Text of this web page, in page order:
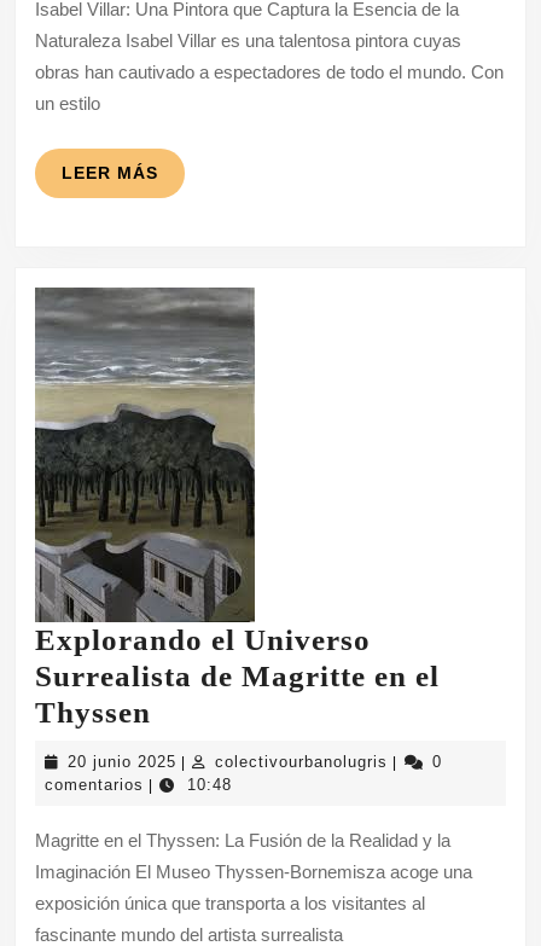
la
Naturaleza
Pintora
Isabel Villar: Una Pintora que Captura la Esencia de la
Naturaleza Isabel Villar es una talentosa pintora cuyas
obras han cautivado a espectadores de todo el mundo. Con
un estilo
LEER MÁS LEER
MÁS
Explorando el Universo
Surrealista de Magritte en el
Thyssen
el
Universo
de
Magritte
en
20 junio 2025 20
junio
colectivourbanolugris
0
comentarios
10:48
Magritte en el Thyssen: La Fusión de la Realidad y la
Imaginación El Museo Thyssen-Bornemisza acoge una
exposición única que transporta a los visitantes al
fascinante mundo del artista surrealista